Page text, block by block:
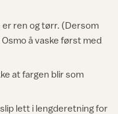
ren og tørr. (Dersom
å vaske først med
at fargen blir som
lett i lengderetning for